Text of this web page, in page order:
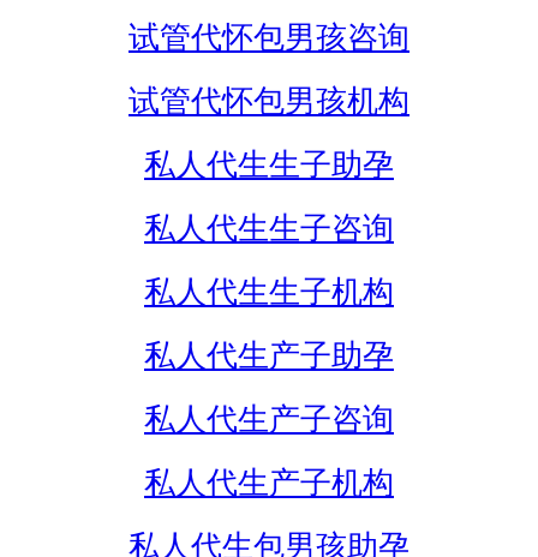
试管代怀包男孩咨询
试管代怀包男孩机构
私人代生生子助孕
私人代生生子咨询
私人代生生子机构
私人代生产子助孕
私人代生产子咨询
私人代生产子机构
私人代生包男孩助孕